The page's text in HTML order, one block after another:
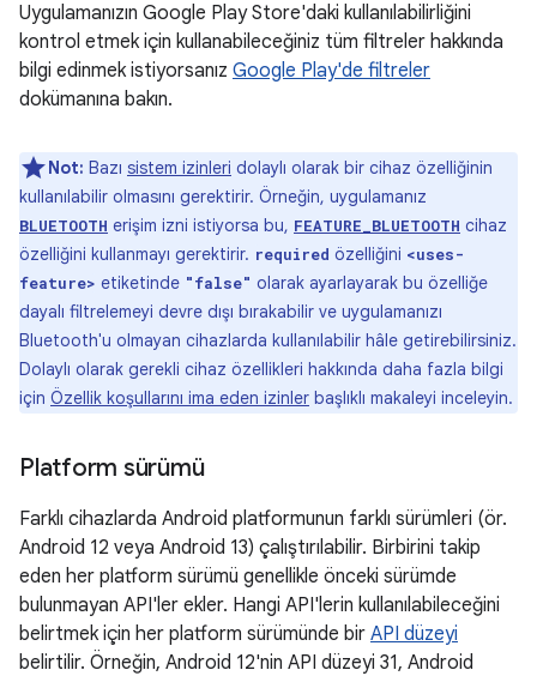
Uygulamanızın Google Play Store'daki kullanılabilirliğini
kontrol etmek için kullanabileceğiniz tüm filtreler hakkında
bilgi edinmek istiyorsanız Google Play'de filtreler
dokümanına bakın.
Not: Bazı sistem izinleri dolaylı olarak bir cihaz özelliğinin
kullanılabilir olmasını gerektirir. Örneğin, uygulamanız
BLUETOOTH erişim izni istiyorsa bu, FEATURE_BLUETOOTH cihaz
özelliğini kullanmayı gerektirir. required özelliğini <uses-
feature> etiketinde "false" olarak ayarlayarak bu özelliğe
dayalı filtrelemeyi devre dışı bırakabilir ve uygulamanızı
Bluetooth'u olmayan cihazlarda kullanılabilir hâle getirebilirsiniz.
Dolaylı olarak gerekli cihaz özellikleri hakkında daha fazla bilgi
için Özellik koşullarını ima eden izinler başlıklı makaleyi inceleyin.
Platform sürümü
Farklı cihazlarda Android platformunun farklı sürümleri (ör.
Android 12 veya Android 13) çalıştırılabilir. Birbirini takip
eden her platform sürümü genellikle önceki sürümde
bulunmayan API'ler ekler. Hangi API'lerin kullanılabileceğini
belirtmek için her platform sürümünde bir API düzeyi
belirtilir. Örneğin, Android 12'nin API düzeyi 31, Android